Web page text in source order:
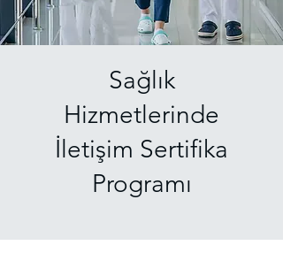
Sağlık
Hizmetlerinde
İletişim Sertifika
Programı